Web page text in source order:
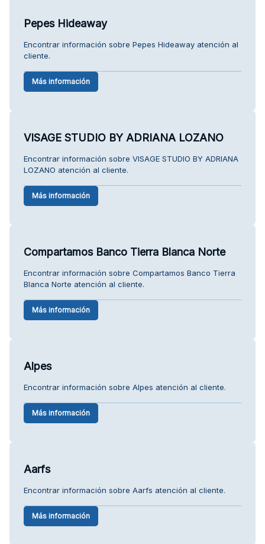
Pepes Hideaway
Encontrar información sobre Pepes Hideaway atención al
cliente.
Más información
VISAGE STUDIO BY ADRIANA LOZANO
Encontrar información sobre VISAGE STUDIO BY ADRIANA
LOZANO atención al cliente.
Más información
Compartamos Banco Tierra Blanca Norte
Encontrar información sobre Compartamos Banco Tierra
Blanca Norte atención al cliente.
Más información
Alpes
Encontrar información sobre Alpes atención al cliente.
Más información
Aarfs
Encontrar información sobre Aarfs atención al cliente.
Más información